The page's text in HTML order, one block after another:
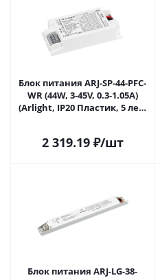
Блок питания ARJ-SP-44-PFC-
WR (44W, 3-45V, 0.3-1.05A)
(Arlight, IP20 Пластик, 5 лет)
2 319.19₽/шт
Блок питания ARJ-LG-38-